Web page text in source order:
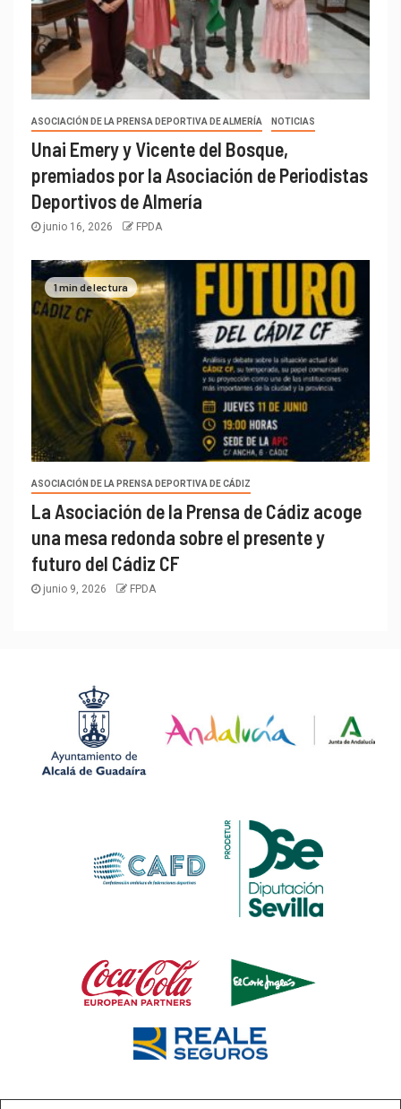
ASOCIACIÓN DE LA PRENSA DEPORTIVA DE ALMERÍA NOTICIAS
Unai Emery y Vicente del Bosque,
premiados por la Asociación de Periodistas
Deportivos de Almería
junio 16, 2026 FPDA
1 min de lectura
ASOCIACIÓN DE LA PRENSA DEPORTIVA DE CÁDIZ
La Asociación de la Prensa de Cádiz acoge
una mesa redonda sobre el presente y
futuro del Cádiz CF
junio 9, 2026 FPDA